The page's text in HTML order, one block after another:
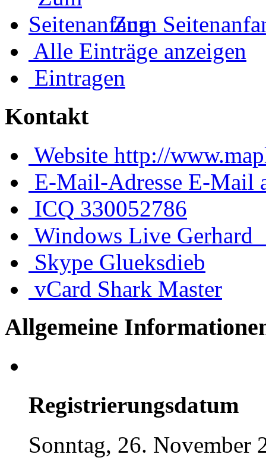
Zum
Alle Einträge anzeigen
Eintragen
Kontakt
Website http://
E-Mail-Adresse E-Mail
ICQ 330052786
Windows Live
Skype Glueksdieb
vCard Shark Master
Allgemeine
Registrierungsdatum
Sonntag, 26. November